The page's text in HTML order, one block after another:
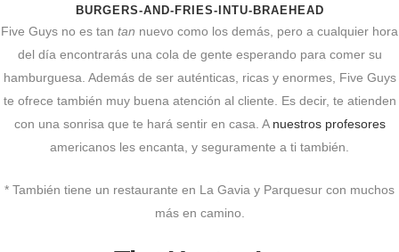
BURGERS-AND-FRIES-INTU-BRAEHEAD
Five Guys no es tan tan nuevo como los demás, pero a cualquier hora
del día encontrarás una cola de gente esperando para comer su
hamburguesa. Además de ser auténticas, ricas y enormes, Five Guys
te ofrece también muy buena atención al cliente. Es decir, te atienden
con una sonrisa que te hará sentir en casa. Anuestros profesores
americanos les encanta, y seguramente a ti también.
* También tiene un restaurante en La Gavia y Parquesur con muchos
más en camino.